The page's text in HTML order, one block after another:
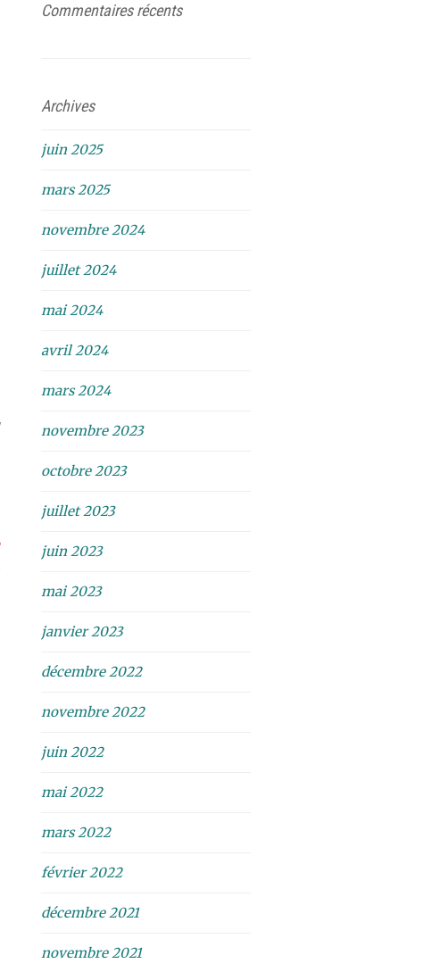
Commentaires récents
Archives
juin 2025
mars 2025
novembre 2024
juillet 2024
mai 2024
avril 2024
mars 2024
novembre 2023
octobre 2023
juillet 2023
juin 2023
mai 2023
janvier 2023
décembre 2022
novembre 2022
juin 2022
mai 2022
mars 2022
février 2022
décembre 2021
novembre 2021